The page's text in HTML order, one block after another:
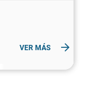
VER MÁS